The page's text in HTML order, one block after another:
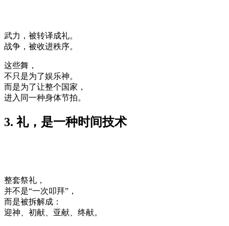
武力，被转译成礼。
战争，被收进秩序。
这些舞，
不只是为了娱乐神。
而是为了让整个国家，
进入同一种身体节拍。
3. 礼，是一种时间技术
整套祭礼，
并不是“一次叩拜”，
而是被拆解成：
迎神、初献、亚献、终献。